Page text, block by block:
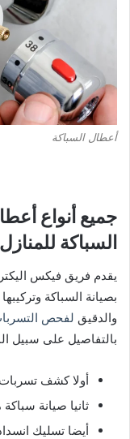
أعطال السباكة
جميع أنواع
السباكة
يقدم فريق فيكس
بصيانة السباكة
والدقيق لفحص
بالتفاصيل على سبيل
أولا كشف
ثانيا صيانة
أيضا تسليك